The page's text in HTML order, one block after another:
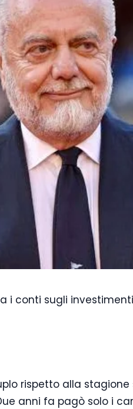
i conti sugli
rispetto alla
anni fa pagò solo i